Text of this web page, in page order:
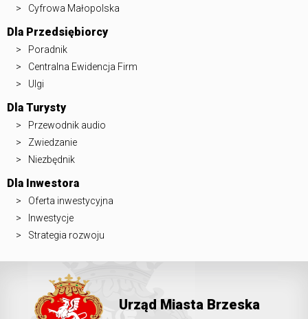
Cyfrowa Małopolska
Dla Przedsiębiorcy
Poradnik
Centralna Ewidencja Firm
Ulgi
Dla Turysty
Przewodnik audio
Zwiedzanie
Niezbędnik
Dla Inwestora
Oferta inwestycyjna
Inwestycje
Strategia rozwoju
Urząd Miasta Brzeska